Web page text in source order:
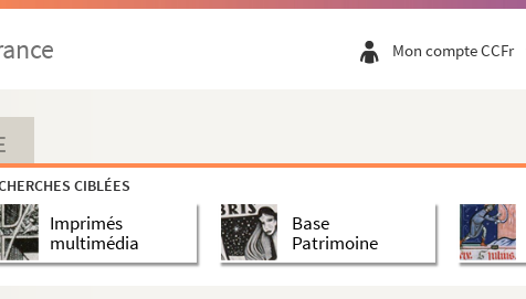
Mon compte CCFr
CIBLÉES
Imprimés
multimédia
Base
Patrimoine